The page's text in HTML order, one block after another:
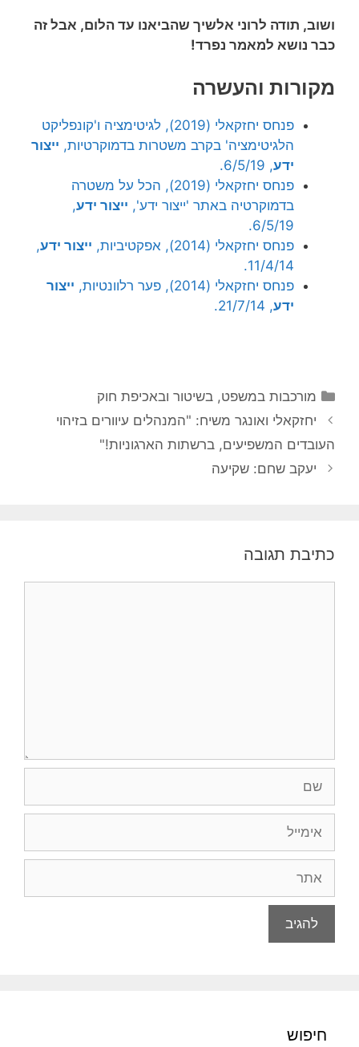
ושוב, תודה לרוני אלשיך שהביאנו עד הלום, אבל זה
כבר נושא למאמר נפרד!
מקורות והעשרה
פנחס יחזקאלי (2019), לגיטימציה ו'קונפליקט
הלגיטימציה' בקרב משטרות בדמוקרטיות, ייצור
ידע, 6/5/19.
פנחס יחזקאלי (2019), הכל על משטרה
בדמוקרטיה באתר 'ייצור ידע', ייצור ידע,
6/5/19.
פנחס יחזקאלי (2014), אפקטיביות,
ייצור ידע,
11/4/14.
פנחס יחזקאלי (2014), פער רלוונטיות,
ייצור
ידע, 21/7/14.
קטגוריות
מורכבות במשפט, בשיטור ובאכיפת חוק
יחזקאלי ואונגר משיח: "המנהלים עיוורים בזיהוי
העובדים המשפיעים, ברשתות הארגוניות!"
יעקב שחם: שקיעה
כתיבת תגובה
חיפוש